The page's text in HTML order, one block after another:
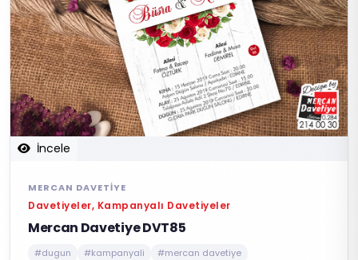
İncele
MERCAN DAVETIYE
Davetiyeler, Kampanyalı Davetiyeler
Mercan Davetiye DVT85
#dugun #kampanyali #mercan davetiye